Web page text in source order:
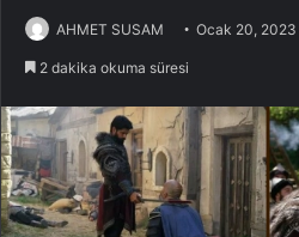
AHMET SUSAM Ocak 20, 2023
2 dakika okuma süresi